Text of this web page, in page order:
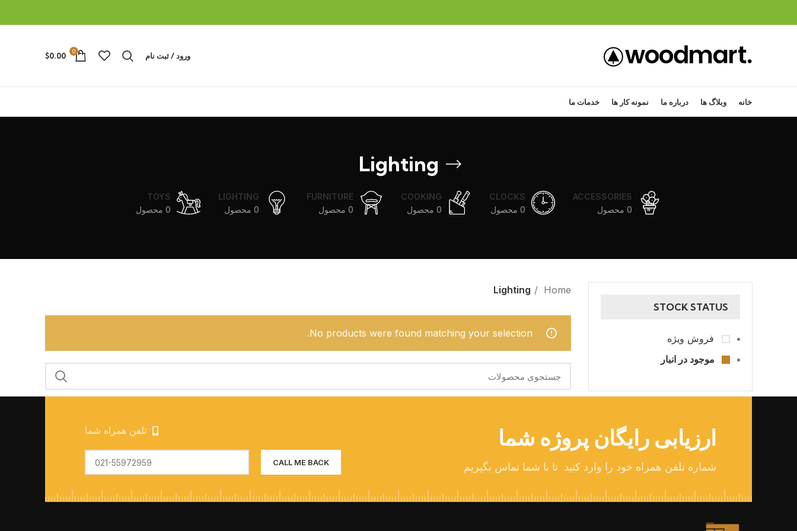
ورود / ثبت نام 0
$0.00
خانه وبلاگ ها درباره ما نمونه کار ها خدمات ما
Lighting
ACCESSORIES
0 محصول
CLOCKS
0 محصول
COOKING
0 محصول
FURNITURE
0 محصول
LIGHTING
0 محصول
TOYS
0 محصول
STOCK STATUS
فروش ویژه
موجود در انبار
Home
Lighting
No products were found matching your selection.
ارزیابی رایگان پروژه شما
شماره تلفن همراه خود را وارد کنید تا با شما تماس بگیریم
تلفن همراه شما